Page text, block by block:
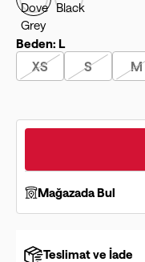
Beden: L
XS S M
Mağazada Bul
Teslimat ve İade